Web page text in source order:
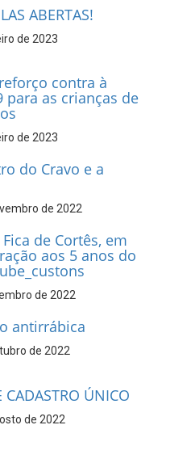
ABERTAS!
de 2023
contra à
para as crianças de
de 2023
do Cravo e a
de 2022
Fica de Cortês, em
aos 5 anos do
de 2022
antirrábica
de 2022
CADASTRO ÚNICO
de 2022